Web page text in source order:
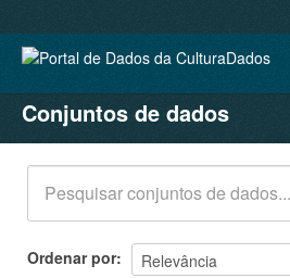
CONJUNTOS DE DADOS
ORGANIZAÇÕES
GRUPOS
SOBRE
Conjuntos de dados
Ordenar por